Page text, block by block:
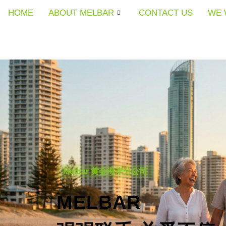
HOME ABOUT MELBAR CONTACT US WE
HOME ABOUT MELBAR CONTACT US WE
HOME ABOUT MELBAR CONTACT US WE
Melbar 黄金海岸分公司
MELBAR